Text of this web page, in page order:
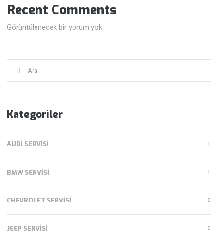
Recent Comments
Görüntülenecek bir yorum yok.
Kategoriler
AUDI SERVISI
BMW SERVISI
CHEVROLET SERVISI
JEEP SERVISI